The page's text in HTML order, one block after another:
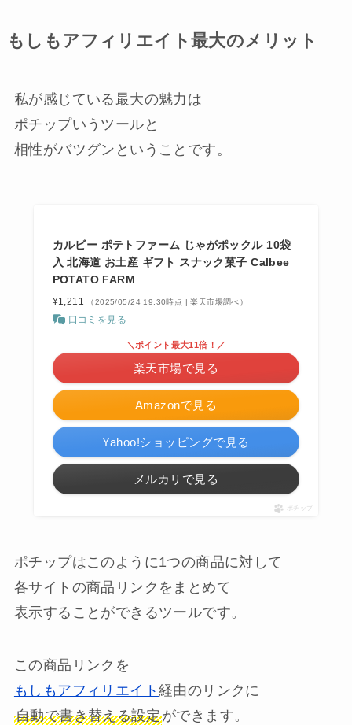
もしもアフィリエイト最大のメリット
私が感じている最大の魅力は
ポチップいうツールと
相性がバツグンということです。
カルビー ポテトファーム じゃがポックル 10袋
入 北海道 お土産 ギフト スナック菓子 Calbee
POTATO FARM
¥1,211 （2025/05/24 19:30時点 | 楽天市場調べ）
口コミを見る
Amazonで見る
＼ポイント最大11倍！／
楽天市場で見る
Yahoo!ショッピングで見る
メルカリで見る
ポチップ
ポチップはこのように1つの商品に対して
各サイトの商品リンクをまとめて
表示することができるツールです。
この商品リンクを
もしもアフィリエイト 経由のリンクに
自動で書き替える設定ができます。